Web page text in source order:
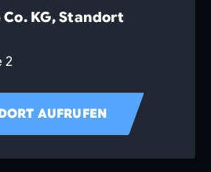
Co. KG, Standort
2
AUFRUFEN